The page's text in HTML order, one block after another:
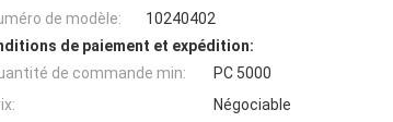
de modèle:
10240402
de paiement et expédition:
de commande min:
PC 5000
Négociable